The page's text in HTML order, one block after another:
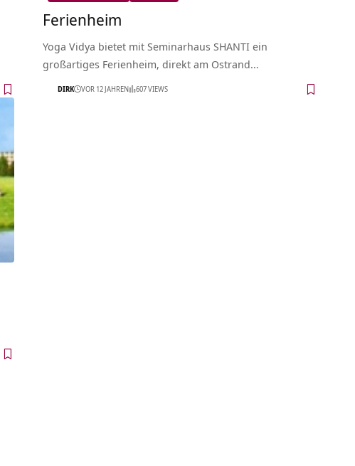
Ferienheim
Yoga Vidya bietet mit Seminarhaus SHANTI ein
großartiges Ferienheim, direkt am Ostrand…
DIRK VOR 12 JAHREN 607 VIEWS